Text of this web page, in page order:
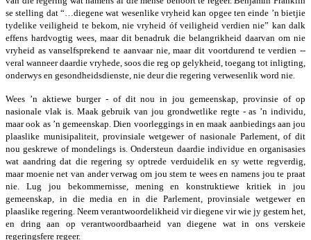
se stelling dat “…diegene wat wesenlike vryheid kan opgee ten einde ’n bietjie
tydelike veiligheid te bekom, nie vryheid óf veiligheid verdien nie” kan dalk
effens hardvogtig wees, maar dit benadruk die belangrikheid daarvan om nie
vryheid as vanselfsprekend te aanvaar nie, maar dit voortdurend te verdien -­
veral wanneer daardie vryhede, soos die reg op gelykheid, toegang tot inligting,
onderwys en gesondheidsdienste, nie deur die regering verwesenlik word nie.
Wees ’n aktiewe burger -­ of dit nou in jou gemeenskap, provinsie of op
nasionale vlak is. Maak gebruik van jou grondwetlike regte -­ as ’n individu,
maar ook as ’n gemeenskap. Dien voorleggings in en maak aanbiedings aan jou
plaaslike munisipaliteit, provinsiale wetgewer of nasionale Parlement, of dit
nou geskrewe of mondelings is. Ondersteun daardie individue en organisasies
wat aandring dat die regering sy optrede verduidelik en sy wette regverdig,
maar moenie net van ander verwag om jou stem te wees en namens jou te praat
nie. Lug jou bekommernisse, mening en konstruktiewe kritiek in jou
gemeenskap, in die media en in die Parlement, provinsiale wetgewer en
plaaslike regering. Neem verantwoordelikheid vir diegene vir wie jy gestem het,
en dring aan op verantwoordbaarheid van diegene wat in ons verskeie
regeringsfere regeer.